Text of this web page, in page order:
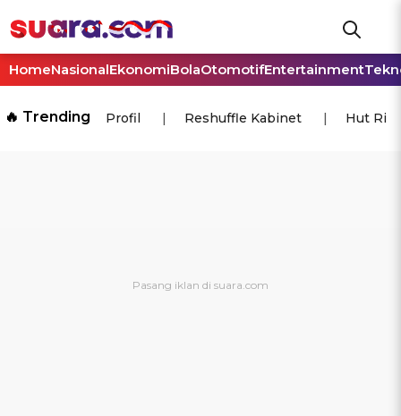
HomeNasionalEkonomiBolaOtomotifEntertainment
🔥 Trending Profil Reshuffle Kabinet Hut Ri